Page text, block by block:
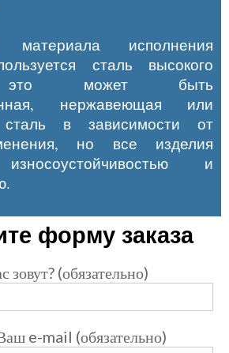
исполнения
сталь высокого
это может быть
нержавеющая или
сталь в зависимости от
но все изделия
и
форму заказа
зовут? (обязательно)
e-mail (обязательно)